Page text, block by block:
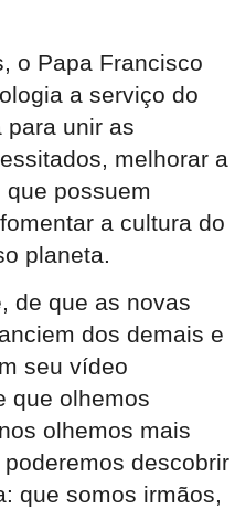
o Papa Francisco
a serviço do
para unir as
melhorar a
possuem
a cultura do
planeta.
de que as novas
dos demais e
seu vídeo
que olhemos
olhemos mais
descobrir
que somos irmãos,